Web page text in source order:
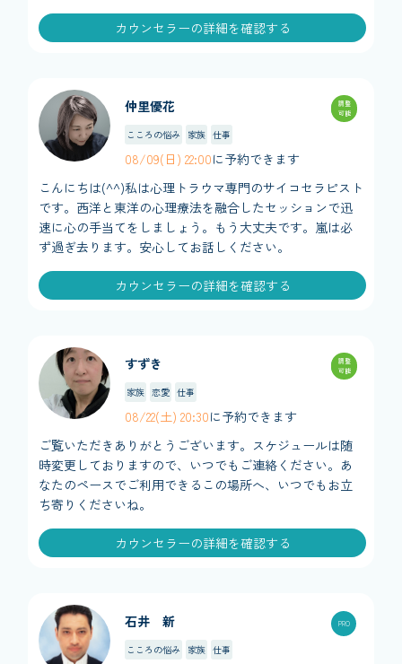
カウンセラーの詳細を確認する
仲里優花
こころの悩み 家族 仕事
08/09(日) 22:00に予約できます
こんにちは(^^)私は心理トラウマ専門のサイコセラピスト
です。西洋と東洋の心理療法を融合したセッションで迅
速に心の手当てをしましょう。もう大丈夫です。嵐は必
ず過ぎ去ります。安心してお話しください。
カウンセラーの詳細を確認する
調整
可能
すずき
家族 恋愛 仕事
08/22(土) 20:30に予約できます
ご覧いただきありがとうございます。​スケジュールは随
時変更しておりますので、いつでもご連絡ください。あ
なたのペースでご利用できるこの場所へ、いつでもお立
ち寄りくださいね。
カウンセラーの詳細を確認する
調整
可能
石井 新
こころの悩み 家族 仕事